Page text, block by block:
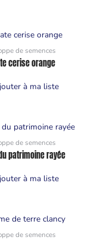
de semences
cerise orange
à ma liste
de semences
patrimoine rayée
à ma liste
de semences